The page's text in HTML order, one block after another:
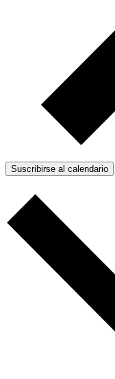
Suscribirse al calendario